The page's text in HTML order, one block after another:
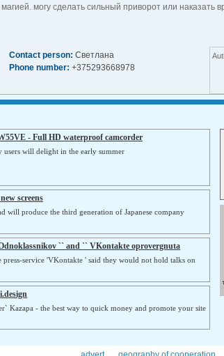
могу сделать сильный приворот или наказать
Contact person: Светлана
Phone number: +375293668978
- Full HD waterproof camcorder
users will delight in the early summer
screens
will produce the third generation of Japanese company
`` and `` VKontakte oprovergnuta
service 'VKontakte ' said they would not hold talks on
Kazapa - the best way to quick money and promote your site